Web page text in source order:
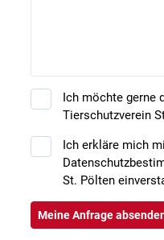
Ich möchte gerne
Tierschutzverein
Ich erkläre mich
St. Pölten